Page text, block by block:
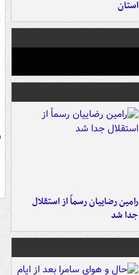
استان
رامین رضاییان رسماً از استقلال
جدا شد